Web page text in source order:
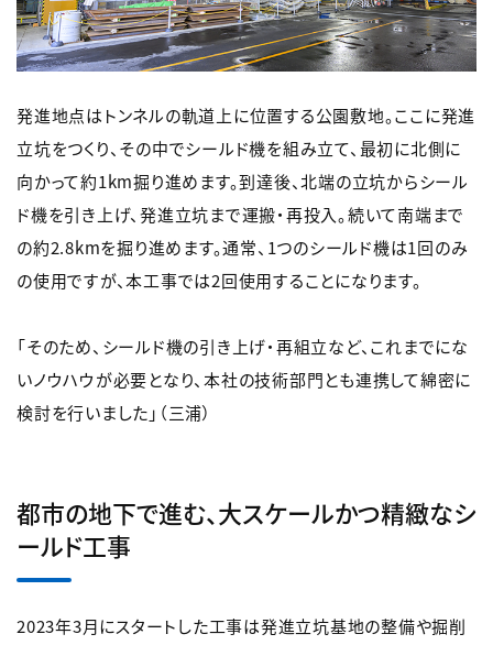
発進地点はトンネルの軌道上に位置する公園敷地。ここに発進
立坑をつくり、その中でシールド機を組み立て、最初に北側に
向かって約1km掘り進めます。到達後、北端の立坑からシール
ド機を引き上げ、発進立坑まで運搬・再投入。続いて南端まで
の約2.8kmを掘り進めます。通常、1つのシールド機は1回のみ
の使用ですが、本工事では2回使用することになります。
「そのため、シールド機の引き上げ・再組立など、これまでにな
いノウハウが必要となり、本社の技術部門とも連携して綿密に
検討を行いました」（三浦）
都市の地下で進む、大スケールかつ精緻なシ
ールド工事
2023年3月にスタートした工事は発進立坑基地の整備や掘削